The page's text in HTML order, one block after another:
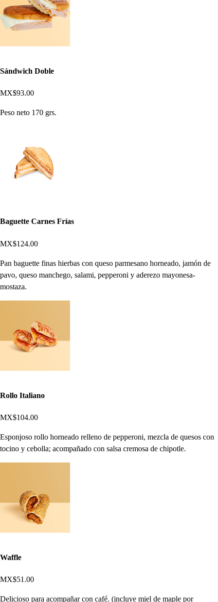
Sándwich Doble
MX$93.00
Peso neto 170 grs.
Baguette Carnes Frías
MX$124.00
Pan baguette finas hierbas con queso parmesano horneado, jamón de
pavo, queso manchego, salami, pepperoni y aderezo mayonesa-
mostaza.
Rollo Italiano
MX$104.00
Esponjoso rollo horneado relleno de pepperoni, mezcla de quesos con
tocino y cebolla; acompañado con salsa cremosa de chipotle.
Waffle
MX$51.00
Delicioso para acompañar con café. (incluye miel de maple por